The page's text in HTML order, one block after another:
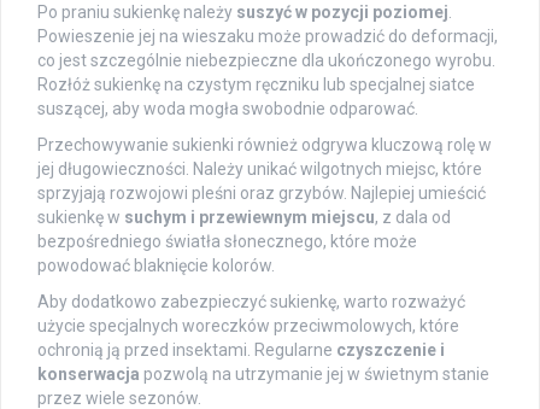
Po praniu sukienkę należy suszyć w pozycji poziomej
Powieszenie jej na wieszaku może prowadzić do deformacji,
co jest szczególnie niebezpieczne dla ukończonego wyrobu.
Rozłóż sukienkę na czystym ręczniku lub specjalnej siatce
suszącej, aby woda mogła swobodnie odparować.
Przechowywanie sukienki również odgrywa kluczową rolę w
jej długowieczności. Należy unikać wilgotnych miejsc, które
sprzyjają rozwojowi pleśni oraz grzybów. Najlepiej umieścić
sukienkę w suchym i przewiewnym miejscu, z dala od
bezpośredniego światła słonecznego, które może
powodować blaknięcie kolorów.
Aby dodatkowo zabezpieczyć sukienkę, warto rozważyć
użycie specjalnych woreczków przeciwmolowych, które
ochronią ją przed insektami. Regularne czyszczenie i
konserwacja pozwolą na utrzymanie jej w świetnym stanie
przez wiele sezonów.